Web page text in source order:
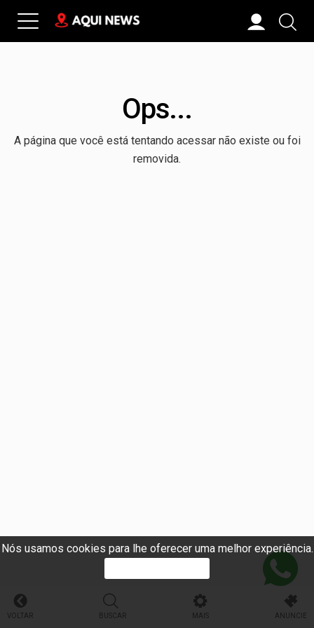
Nós usamos cookies para lhe oferecer uma melhor experiência.
Ops...
A página que você está tentando acessar não existe ou foi
removida.
VOLTAR BUSCAR MAIS ANUNCIE